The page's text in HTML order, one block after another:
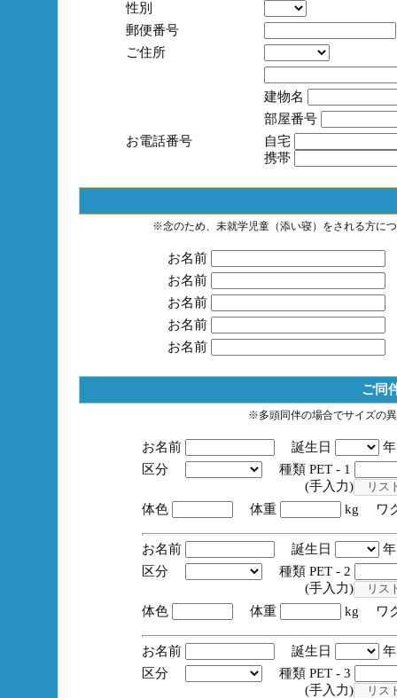
性別
郵便番号
ご住所
建物名
部屋番号
お電話番号
自宅
携帯
※念のため、未就学児童（添い寝）をされる方に
お名前
お名前
お名前
お名前
お名前
ご同
※多頭同伴の場合でサイズの
お名前 誕生日
区分
種類 PET - 1
(手入力)
体色
体重 kg ワ
お名前 誕生日
区分
種類 PET - 2
(手入力)
体色
体重 kg ワ
お名前 誕生日
区分
種類 PET - 3
(手入力)